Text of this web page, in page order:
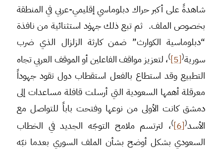
شاهدةً على أكبر حراك دبلوماسي إقليمي-عربي في المنطقة
بخصوص الملف. ثم تبع ذلك جهوٰد استثنائية من نافذة
“دبلوماسية الكوارث” ضمن كارثة الزلزال الذي ضرب
سورية(
[5]
)، لتعزيز مواقف الفاعلين أو الموقف العربي تجاه
التطبيع وقد استطاع بالفعل استقطاب دول تقود جهوداً
معرقلة أهمها السعودية التي أرسلت قافلة مساعدات إلى
دمشق كانت الأولى من نوعها وفتحت باباً للتواصل مع
الأسد(
[6]
)، لترتسم ملامح التوجّه الجديد في الخطاب
السعودي بشكل أوضح بشأن الملف السوري بعدما نبّه